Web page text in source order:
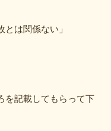
とは関係ない」
を記載してもらって下